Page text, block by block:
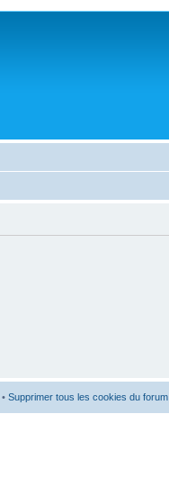
• Supprimer tous les cookies du forum